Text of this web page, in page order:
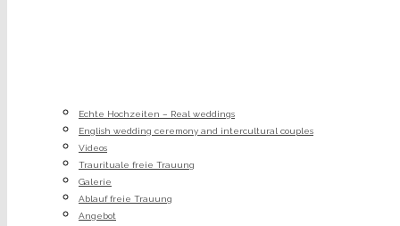
Echte Hochzeiten – Real weddings
English wedding ceremony and intercultural couples
Videos
Traurituale freie Trauung
Galerie
Ablauf freie Trauung
Angebot